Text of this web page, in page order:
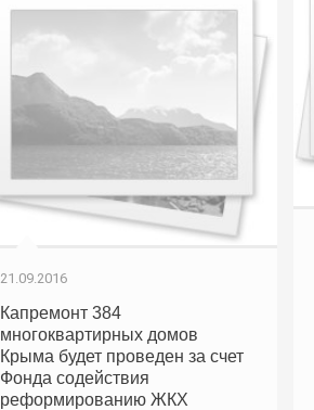
21.09.2016
Капремонт 384
многоквартирных домов
Крыма будет проведен за счет
Фонда содействия
реформированию ЖКХ